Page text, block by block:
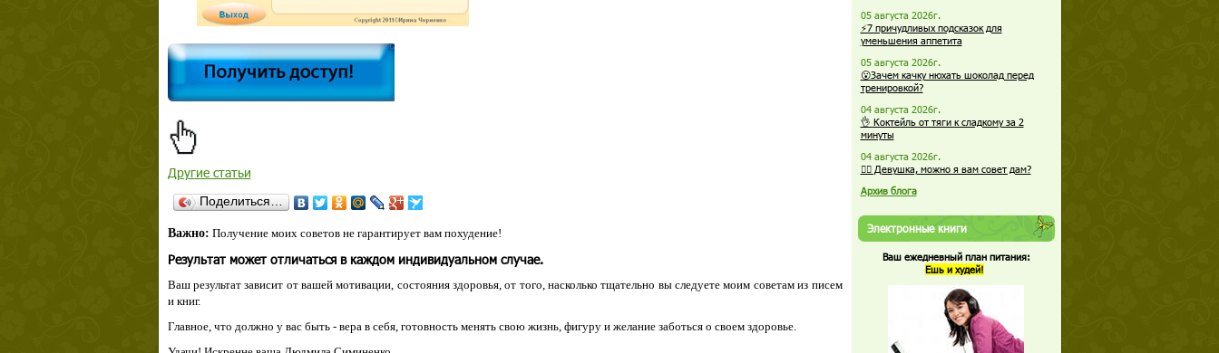
Другие статьи
Поделиться…
Важно: Получение моих советов не гарантирует вам похудение!
Результат может отличаться в каждом индивидуальном случае.
Ваш результат зависит от вашей мотивации, состояния здоровья, от того, насколько тщательно вы следуете моим советам из писем
и книг.
Главное, что должно у вас быть - вера в себя, готовность менять свою жизнь, фигуру и желание заботься о своем здоровье.
05 августа 2026г.
⚡7 причудливых подсказок для
уменьшения аппетита
05 августа 2026г.
😮Зачем качку нюхать шоколад перед
тренировкой?
04 августа 2026г.
👌 Коктейль от тяги к сладкому за 2
минуты
04 августа 2026г.
🏋️‍♀️ Девушка, можно я вам совет дам?
Архив блога
Электронные книги
Ваш ежедневный план питания:
Ешь и худей!